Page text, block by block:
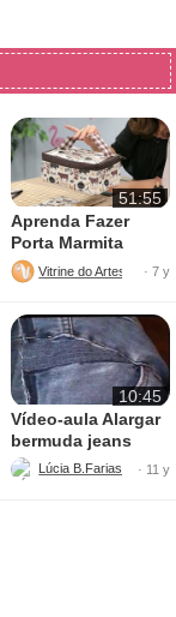
Revista Marileny Ponto Cruz
51:55
Aprenda Fazer
Porta Marmita
Térmica
Vitrine do Artesanato
· 7 y
10:45
Vídeo-aula Alargar
bermuda jeans
parte 1
· 11 y